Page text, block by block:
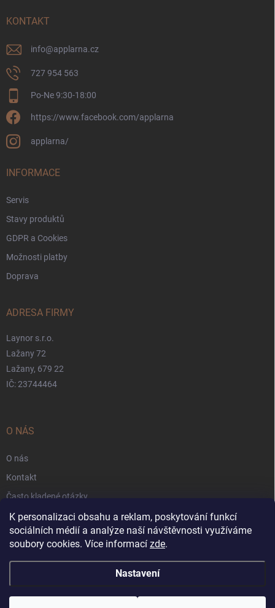
K personalizaci obsahu a reklam, poskytování funkcí
sociálních médií a analýze naší návštěvnosti využíváme
soubory cookies. Více informací zde.
Nastavení
KONTAKT
info@applarna.cz
727 954 563
Po-Ne 9:30-18:00
https://www.facebook.com/applarna
applarna/
INFORMACE
Servis
Stavy produktů
GDPR a Cookies
Možnosti platby
Doprava
ADRESA FIRMY
Laynor s.r.o.
Lažany 72
Lažany, 679 22
IČ: 23744464
O NÁS
O nás
Kontakt
Často kladené otázky
Záruka
Obchodní podmínky
Copyright 2026Applarna.cz. Všechna práva vyhrazena.Upravit nastavení